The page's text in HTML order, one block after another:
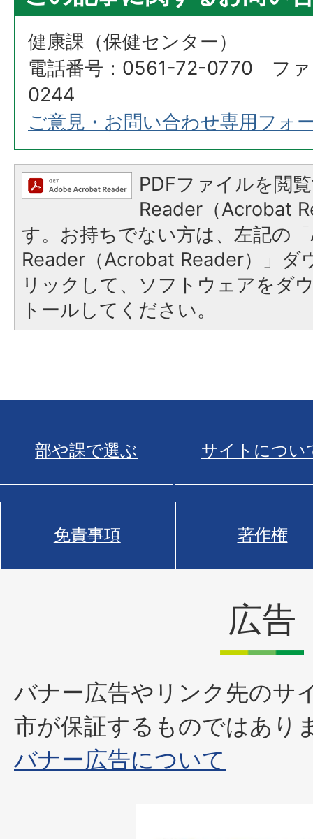
健康課（保健センター）
電話番号：0561-72-0770 フ
0244
ご意見・お問い合わせ専用フォ
PDFファイルを閲
Reader（Acrobat
す。お持ちでない方は、左記の
Reader（Acrobat Reader）」ダ
リックして、ソフトウェアをダ
トールしてください。
部や課で選ぶ サイトについ
免責事項 著作権
広告
バナー広告やリンク先のサ
市が保証するものではあり
バナー広告について